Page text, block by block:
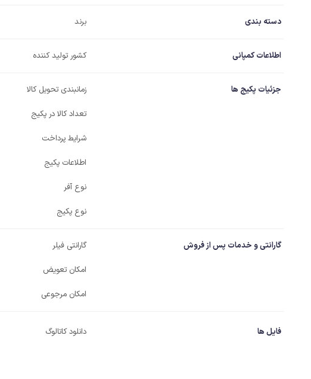
دسته بندی برند
اطلاعات کمپانی کشور تولید کننده
جزئیات پکیج ها زمانبندی تحویل کالا
تعداد کالا در پکیج
شرایط پرداخت
اطلاعات پکیج
نوع آفر
نوع پکیج
گارانتی و خدمات پس از فروش گارانتی فیلر
امکان تعویض
امکان مرجوعی
فایل ها دانلود کاتالوگ